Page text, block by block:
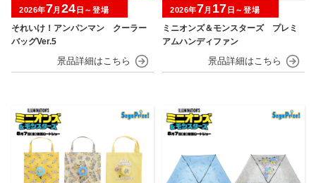
それいけ！アンパンマン クーラー
バッグVer.5
2026年7月 24 日～登場
ミニオンズ＆モンスターズ プレミ
アムハンディファン
2026年7月 17 日～登場